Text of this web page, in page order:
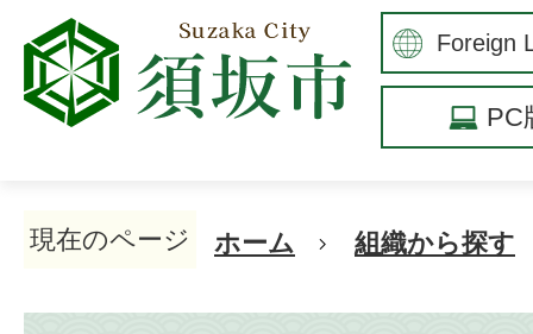
PC
現在のページ ホーム 組織から探す